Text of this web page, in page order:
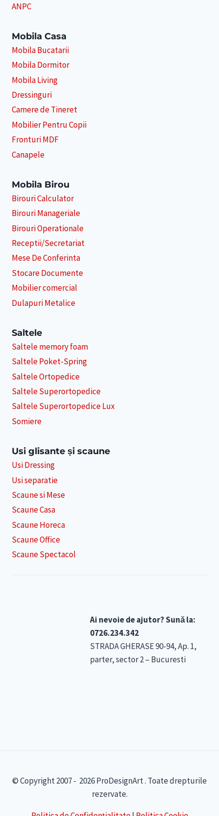
ANPC
Mobila Casa
Mobila Bucatarii
Mobila Dormitor
Mobila Living
Dressinguri
Camere de Tineret
Mobilier Pentru Copii
Fronturi MDF
Canapele
Mobila Birou
Birouri Calculator
Birouri Manageriale
Birouri Operationale
Receptii/Secretariat
Mese De Conferinta
Stocare Documente
Mobilier comercial
Dulapuri Metalice
Saltele
Saltele memory foam
Saltele Poket-Spring
Saltele Ortopedice
Saltele Superortopedice
Saltele Superortopedice Lux
Somiere
Usi glisante și scaune
Usi Dressing
Usi separatie
Scaune si Mese
Scaune Casa
Scaune Horeca
Scaune Office
Scaune Spectacol
Ai nevoie de ajutor? Sună la:
0726.234.342
STRADA GHERASE 90-94, Ap. 1,
parter, sector 2 – Bucuresti
© Copyright 2007 - 2026 ProDesignArt . Toate drepturile
rezervate.